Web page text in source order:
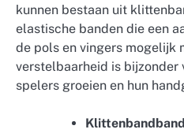
kunnen bestaan uit
elastische banden die een
de pols en vingers mogelijk
verstelbaarheid is bijzonder
spelers groeien en hun